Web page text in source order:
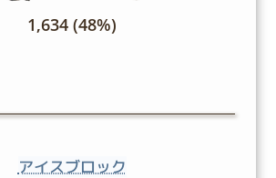
1,634 (48%)
アイスブロック